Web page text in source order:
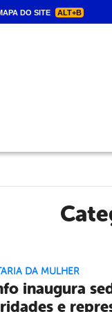
DO SITE ALT+B
DA MULHER
inaugura
e